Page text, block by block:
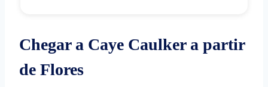
Chegar a Caye Caulker a partir
de Flores